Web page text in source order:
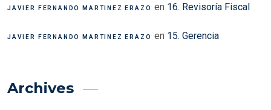
JAVIER FERNANDO MARTINEZ ERAZO en 16. Revisoría Fiscal
JAVIER FERNANDO MARTINEZ ERAZO en 15. Gerencia
Archives